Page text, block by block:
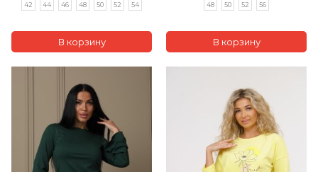
42 44 46 48 50 52 54 48 50 52 56